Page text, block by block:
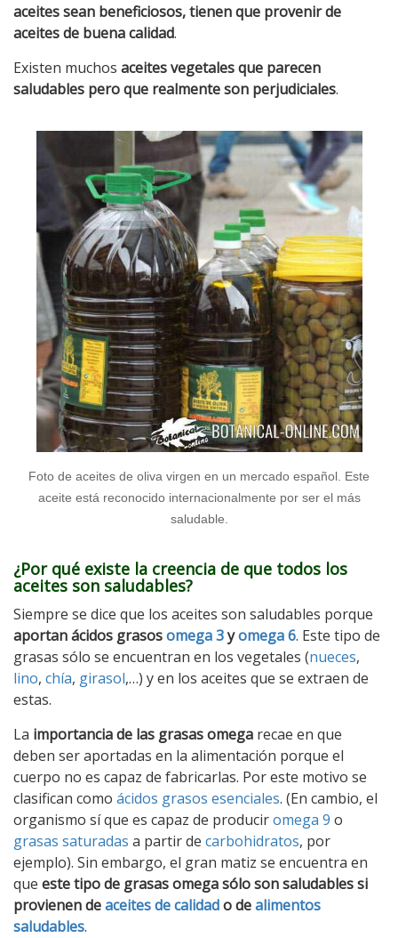
aceites sean beneficiosos, tienen que provenir de
aceites de buena calidad.
Existen muchos aceites vegetales que parecen
saludables pero que realmente son perjudiciales.
Foto de aceites de oliva virgen en un mercado español. Este
aceite está reconocido internacionalmente por ser el más
saludable.
¿Por qué existe la creencia de que todos los
aceites son saludables?
Siempre se dice que los aceites son saludables porque
aportan ácidos grasosomega 3yomega 6. Este tipo de
grasas sólo se encuentran en los vegetales (nueces,
lino, chía, girasol,…) y en los aceites que se extraen de
estas.
La importancia de las grasas omega recae en que
deben ser aportadas en la alimentación porque el
cuerpo no es capaz de fabricarlas. Por este motivo se
clasifican como ácidos grasos esenciales. (En cambio, el
organismo sí que es capaz de produciromega 9 o
grasas saturadas a partir de carbohidratos, por
ejemplo). Sin embargo, el gran matiz se encuentra en
que este tipo de grasas omega sólo son saludables si
provienen deaceites de calidado dealimentos
saludables.